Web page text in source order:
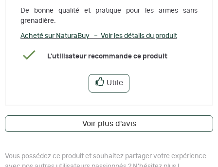
De bonne qualité et pratique pour les armes sans
grenadière.
Acheté sur NaturaBuy – Voir les détails du produit
L'utilisateur recommande ce produit
Utile
Voir plus d'avis
Vous possédez ce produit et souhaitez partager votre expérience